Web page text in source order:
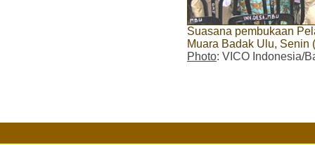
Suasana pembukaan
Muara Badak Ulu, Senin
Photo: VICO Indonesia/